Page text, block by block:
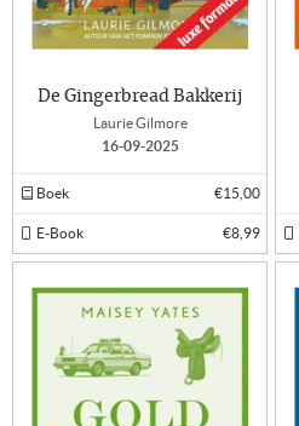
De Gingerbread Bakkerij
Laurie Gilmore
16-09-2025
Boek €15,00
E-Book €8,99